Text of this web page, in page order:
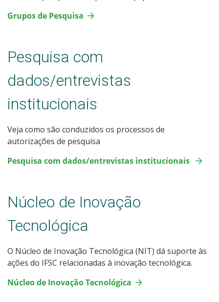
Grupos de Pesquisa
Pesquisa com
dados/entrevistas
institucionais
Veja como são conduzidos os processos de
autorizações de pesquisa
Pesquisa com dados/entrevistas institucionais
Núcleo de Inovação
Tecnológica
O Núcleo de Inovação Tecnológica (NIT) dá suporte às
ações do IFSC relacionadas à inovação tecnológica.
Núcleo de Inovação Tecnológica